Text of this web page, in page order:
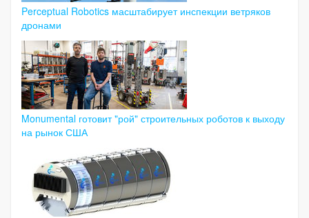
Perceptual Robotics масштабирует инспекции ветряков
дронами
Monumental готовит "рой" строительных роботов к выходу
на рынок США